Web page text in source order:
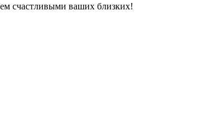
счастливыми ваших близких!